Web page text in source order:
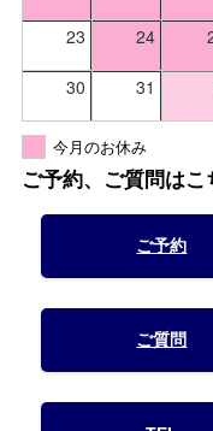
23 24
30 31
今月のお休み
ご予約、ご質問はこ
ご予約
ご質問